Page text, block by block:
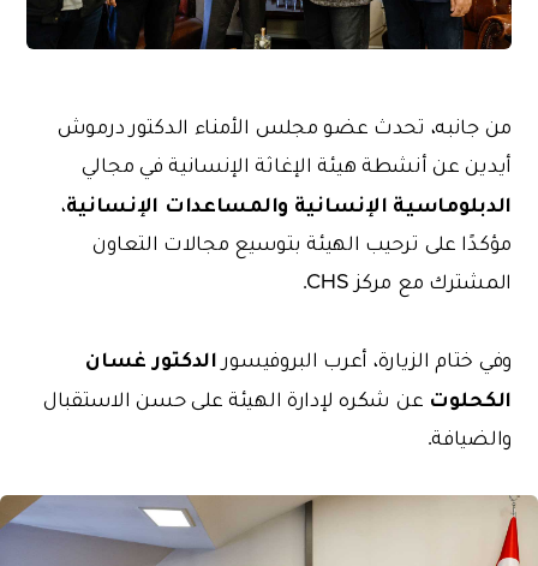
من جانبه، تحدث عضو مجلس الأمناء الدكتور درموش
أيدين عن أنشطة هيئة الإغاثة الإنسانية في مجالي
الدبلوماسية الإنسانية والمساعدات الإنسانية،
مؤكدًا على ترحيب الهيئة بتوسيع مجالات التعاون
المشترك مع مركز CHS.
وفي ختام الزيارة، أعرب البروفيسور الدكتور غسان
الكحلوت عن شكره لإدارة الهيئة على حسن الاستقبال
والضيافة.